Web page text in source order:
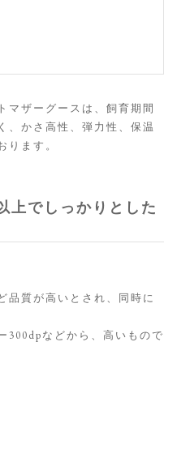
マザーグースは、飼育期間
、かさ高性、弾力性、保温
ります。
上でしっかりとした
品質が高いとされ、同時に
300dpなどから、高いもので